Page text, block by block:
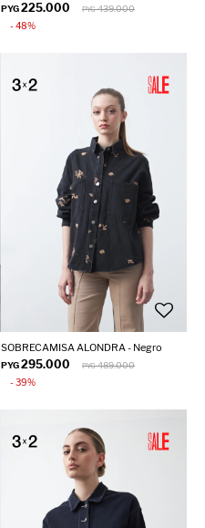
PYG225.000 PYG 439.000
48
SOBRECAMISA ALONDRA - Negro
PYG295.000 PYG 489.000
39